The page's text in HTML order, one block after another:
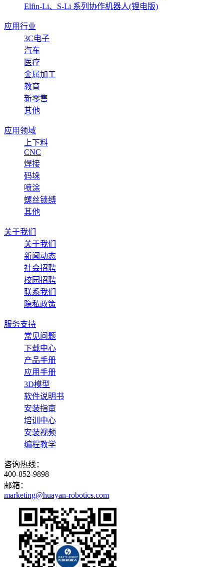
Elfin-Li、S-Li 系列协作机器人(锂电版)
应用行业
3C电子
汽车
医疗
金属加工
教育
新零售
其他
应用领域
上下料
CNC
焊接
码垛
喷涂
螺丝锁缚
其他
关于我们
关于我们
新闻动态
社会招聘
校园招聘
联系我们
隐私政策
服务支持
常见问题
下载中心
产品手册
应用手册
3D模型
软件说明书
安装指南
培训中心
安装视频
编程教学
咨询热线：
400-852-9898
邮箱：
marketing@huayan-robotics.com